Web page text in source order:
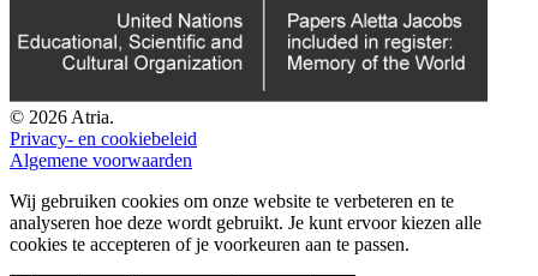
© 2026 Atria.
Privacy- en cookiebeleid
Algemene voorwaarden
Wij gebruiken cookies om onze website te verbeteren en te
analyseren hoe deze wordt gebruikt. Je kunt ervoor kiezen alle
cookies te accepteren of je voorkeuren aan te passen.